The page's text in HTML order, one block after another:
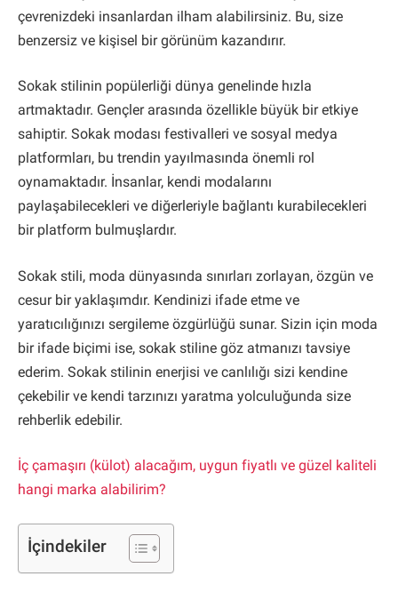
çevrenizdeki insanlardan ilham alabilirsiniz. Bu, size
benzersiz ve kişisel bir görünüm kazandırır.
Sokak stilinin popülerliği dünya genelinde hızla
artmaktadır. Gençler arasında özellikle büyük bir etkiye
sahiptir. Sokak modası festivalleri ve sosyal medya
platformları, bu trendin yayılmasında önemli rol
oynamaktadır. İnsanlar, kendi modalarını
paylaşabilecekleri ve diğerleriyle bağlantı kurabilecekleri
bir platform bulmuşlardır.
Sokak stili, moda dünyasında sınırları zorlayan, özgün ve
cesur bir yaklaşımdır. Kendinizi ifade etme ve
yaratıcılığınızı sergileme özgürlüğü sunar. Sizin için moda
bir ifade biçimi ise, sokak stiline göz atmanızı tavsiye
ederim. Sokak stilinin enerjisi ve canlılığı sizi kendine
çekebilir ve kendi tarzınızı yaratma yolculuğunda size
rehberlik edebilir.
İç çamaşırı (külot) alacağım, uygun fiyatlı ve güzel kaliteli
hangi marka alabilirim?
İçindekiler